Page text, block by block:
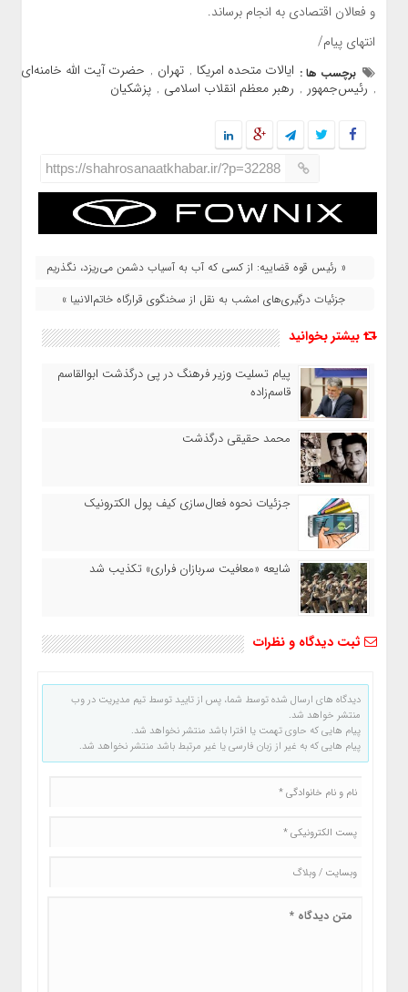
و فعالان اقتصادی به انجام برساند.
انتهای پیام/
برچسب ها : ایالات متحده امریکا , تهران , حضرت آیت الله خامنه‌ای
, رئیس‌جمهور , رهبر معظم انقلاب اسلامی , پزشکیان
https://shahrosanaatkhabar.ir/?p=32288
« رئیس قوه قضاییه: از کسی که آب به آسیاب دشمن می‌ریزد، نگذریم
جزئیات درگیری‌های امشب به نقل از سخنگوی قرارگاه خاتم‌الانبیا »
بیشتر بخوانید
پیام تسلیت وزیر فرهنگ در پی درگذشت ابوالقاسم
قاسم‌زاده
محمد حقیقی درگذشت
جزئیات نحوه فعال‌سازی کیف پول الکترونیک
شایعه «معافیت سربازان فراری» تکذیب شد
ثبت دیدگاه و نظرات
دیدگاه های ارسال شده توسط شما، پس از تایید توسط تیم مدیریت در وب
منتشر خواهد شد.
پیام هایی که حاوی تهمت یا افترا باشد منتشر نخواهد شد.
پیام هایی که به غیر از زبان فارسی یا غیر مرتبط باشد منتشر نخواهد شد.